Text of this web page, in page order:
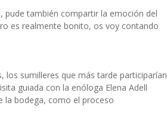
pude también compartir la emoción del
es realmente bonito, os voy contando
los sumilleres que más tarde participarían
guiada con la enóloga Elena Adell
la bodega, como el proceso